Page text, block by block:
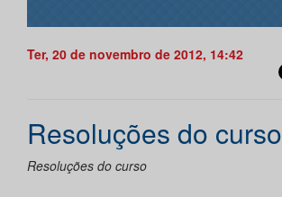
Ter, 20 de novembro de 2012, 14:42
Resoluções do curso
Resoluções do curso